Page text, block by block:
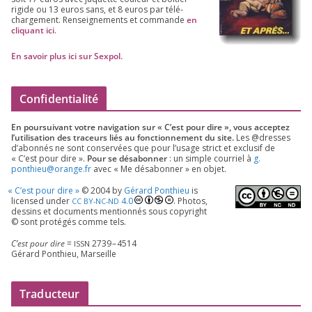
rigide ou 13 euros sans, et 8 euros par télé­
char­ge­ment. Ren­sei­gne­ments et com­mande en
cli­quant ici.
En savoir plus ici sur Sexpol.
Confidentialité
En pour­sui­vant votre navi­ga­tion sur « C’est pour dire », vous accep­tez
l’utilisation des tra­ceurs liés au fonc­tion­ne­ment du site. Les @dresses
d’a­bon­nés ne sont conser­vées que pour l’u­sage strict et exclu­sif de
« C’est pour dire ». Pour se désa­bon­ner : un simple cour­riel à g.​
ponthieu@​orange.​fr avec « Me désa­bon­ner » en objet.
« C’est pour dire » ©2004by Gérard Ponthieu is
licen­sed under CC BY-NC-ND 4.0
. Photos,
des­sins et docu­ments men­tion­nés sous copy­right
© sont pro­té­gés comme tels.
C’est pour dire= ISSN 2739–4514
Gérard Ponthieu, Marseille
Traducteur